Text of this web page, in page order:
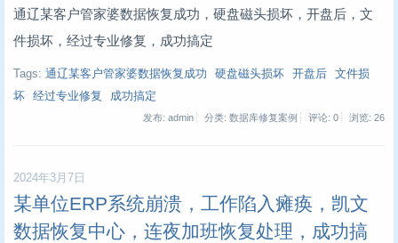
通辽某客户管家婆数据恢复成功，硬盘磁头损坏，开盘后，文
件损坏，经过专业修复，成功搞定
Tags: 通辽某客户管家婆数据恢复成功 硬盘磁头损坏 开盘后
文件损
坏
经过专业修复 成功搞定
发布: admin 分类: 数据库修复案例 评论: 0 浏览: 26
2024年3月7日
某单位ERP系统崩溃，工作陷入瘫痪，凯文
数据恢复中心，连夜加班恢复处理，成功搞